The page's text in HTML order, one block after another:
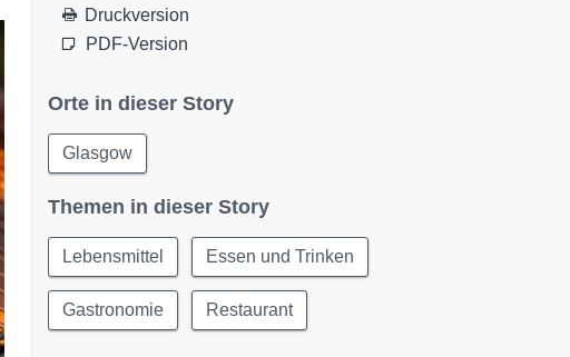
Druckversion
PDF-Version
Orte in dieser Story
Glasgow
Themen in dieser Story
Lebensmittel Essen und Trinken
Gastronomie Restaurant